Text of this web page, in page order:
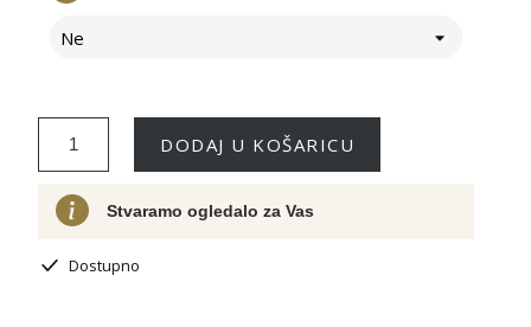
Ne
DODAJ U KOŠARICU
Stvaramo ogledalo za Vas
Dostupno